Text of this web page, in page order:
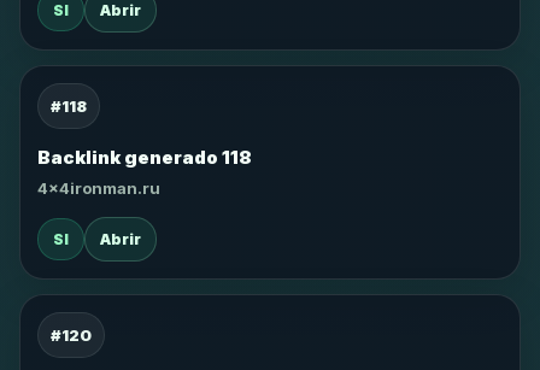
SI Abrir
#118
Backlink generado 118
4x4ironman.ru
SI Abrir
#120